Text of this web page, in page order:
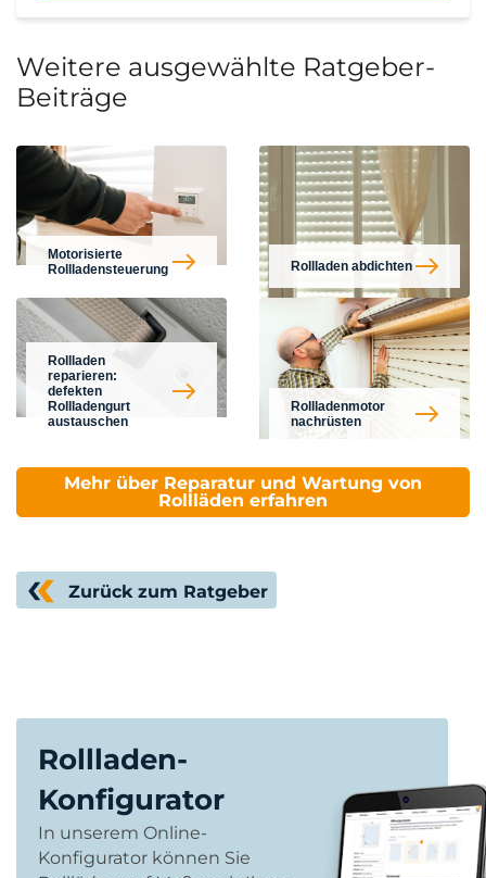
Weitere ausgewählte Ratgeber-
Beiträge
Motorisierte
Rollladensteuerung
Rollladen abdichten
Rollladen
reparieren:
defekten
Rollladengurt
austauschen
Rollladenmotor
nachrüsten
Mehr über Reparatur und Wartung von
Rollläden erfahren
Zurück zum Ratgeber
Rollladen-
Konfigurator
In unserem Online-
Konfigurator können Sie